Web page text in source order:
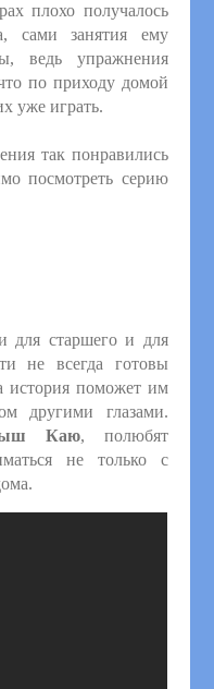
плохо получалось
сами занятия ему
ведь упражнения
по приходу домой
уже играть.
так понравились
посмотреть серию
для старшего и для
не всегда готовы
история поможет им
другими глазами.
Каю, полюбят
не только с